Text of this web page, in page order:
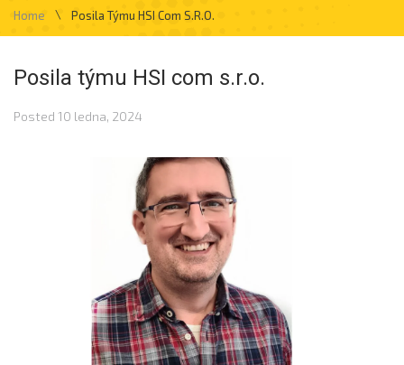
Home \ Posila Týmu HSI Com S.r.o.
Posila týmu HSI com s.r.o.
Posted 10 ledna, 2024